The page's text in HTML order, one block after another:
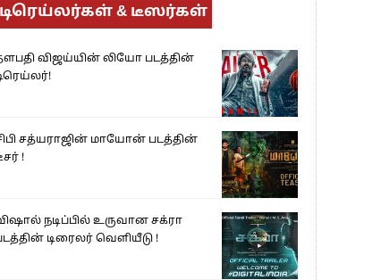
டிரெய்லர்கள் & டீஸர்கள்
விஜய்யின் லியோ படத்தின்
சத்யராஜின் மாயோன் படத்தின்
!
நடிப்பில் உருவான சக்ரா
டிரைலர் வெளியீடு !